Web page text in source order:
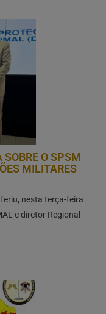
O SPSM
MILITARES
nesta terça-feira
e diretor Regional